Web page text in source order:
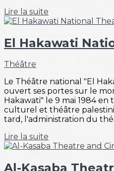
Lire la suite
El Hakawati
Théâtre
Le Théâtre national "El
ouvert ses portes sur le
Hakawati" le 9 mai 1984
culturel et théâtre
tard, l'administration du
Lire la suite
Al-Kasaba